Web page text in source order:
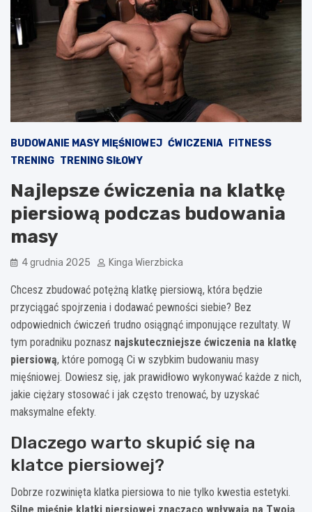
BUDOWANIE MASY MIĘŚNIOWEJ ĆWICZENIA
FITNESS
TRENING TRENING SIŁOWY
Najlepsze ćwiczenia na klatkę
piersiową podczas budowania
masy
4 grudnia 2025 Kinga Wierzbicka
Chcesz zbudować potężną klatkę piersiową, która będzie
przyciągać spojrzenia i dodawać pewności siebie? Bez
odpowiednich ćwiczeń trudno osiągnąć imponujące rezultaty. W
tym poradniku poznasz najskuteczniejsze ćwiczenia na klatkę
piersiową, które pomogą Ci w szybkim budowaniu masy
mięśniowej. Dowiesz się, jak prawidłowo wykonywać każde z nich,
jakie ciężary stosować i jak często trenować, by uzyskać
maksymalne efekty.
Dlaczego warto skupić się na
klatce piersiowej?
Dobrze rozwinięta klatka piersiowa to nie tylko kwestia estetyki.